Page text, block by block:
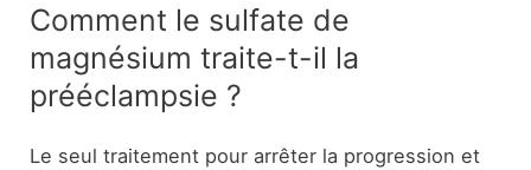
Comment le sulfate de
magnésium traite-t-il la
prééclampsie ?
Le seul traitement pour arrêter la progression et